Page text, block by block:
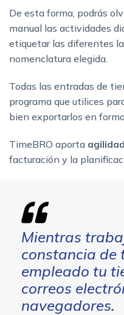
De esta forma, podrás
manual las actividades
etiquetar las diferentes
nomenclatura elegida.
Todas las entradas de
programa que utilices
bien exportarlos en
TimeBRO aporta
facturación y la
Mientras
constancia de
empleado tu
correos
navegadores.